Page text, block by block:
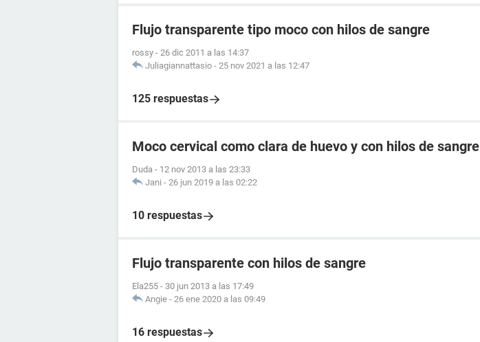
Flujo transparente tipo moco con hilos de sangre
rossy - 26 dic 2011 a las 14:37
Juliagiannattasio - 25 nov 2021 a las 12:47
125 respuestas
Moco cervical como clara de huevo y con hilos de sangre
Duda - 12 nov 2013 a las 23:33
Jani - 26 jun 2019 a las 02:22
10 respuestas
Flujo transparente con hilos de sangre
Ela255 - 30 jun 2013 a las 17:49
Angie - 26 ene 2020 a las 09:49
16 respuestas